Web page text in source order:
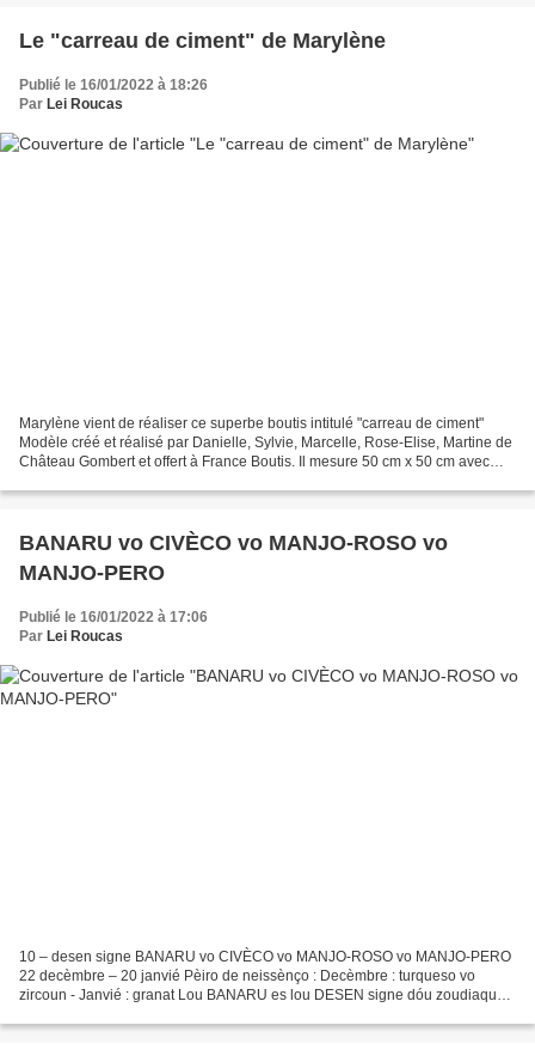
Le "carreau de ciment" de Marylène
Publié le 16/01/2022 à 18:26
Par Lei Roucas
Marylène vient de réaliser ce superbe boutis intitulé "carreau de ciment"
Modèle créé et réalisé par Danielle, Sylvie, Marcelle, Rose-Elise, Martine de
Château Gombert et offert à France Boutis. Il mesure 50 cm x 50 cm avec
BANARU vo CIVÈCO vo MANJO-ROSO vo
MANJO-PERO
Publié le 16/01/2022 à 17:06
Par Lei Roucas
10 – desen signe BANARU vo CIVÈCO vo MANJO-ROSO vo MANJO-PERO
22 decèmbre – 20 janvié Pèiro de neissènço : Decèmbre : turqueso vo
zircoun - Janvié : granat Lou BANARU es lou DESEN signe dóu zoudiaque.